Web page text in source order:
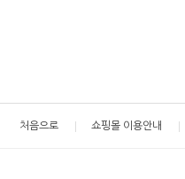
처음으로 쇼핑몰 이용안내